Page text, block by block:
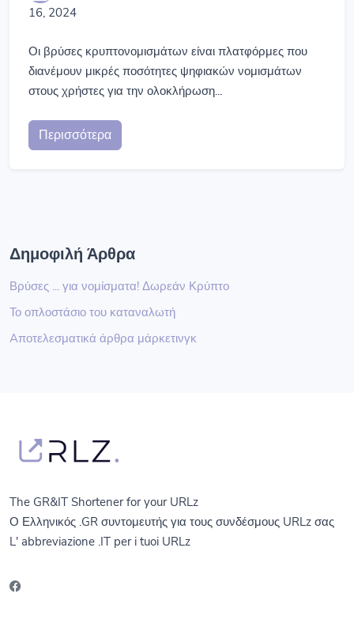
16, 2024
Οι βρύσες κρυπτονομισμάτων είναι πλατφόρμες που
διανέμουν μικρές ποσότητες ψηφιακών νομισμάτων
στους χρήστες για την ολοκλήρωση...
Περισσότερα
Δημοφιλή Άρθρα
Βρύσες ... για νομίσματα! Δωρεάν Κρύπτο
Το οπλοστάσιο του καταναλωτή
Aποτελεσματικά άρθρα μάρκετινγκ
The GR&IT Shortener for your URLz
Ο Ελληνικός .GR συντομευτής για τους συνδέσμους URLz σας
L' abbreviazione .IT per i tuoi URLz